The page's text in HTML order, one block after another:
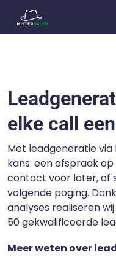
elke call
Met leadgeneratie
kans: een afspraak
contact voor later, of
volgende poging.
analyses realiseren
50 gekwalificeerde
Meer weten over